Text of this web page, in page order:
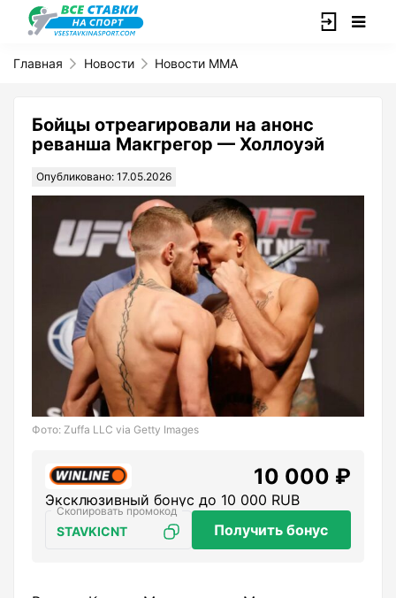
Главная Новости Новости ММА
Бойцы отреагировали на анонс
реванша Макгрегор — Холлоуэй
Опубликовано: 17.05.2026
Фото: Zuffa LLC via Getty Images
10 000 ₽
Эксклюзивный бонус до 10 000 RUB
STAVKICNT Получить бонус